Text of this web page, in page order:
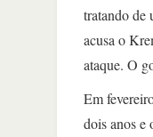
tratando de
acusa o
ataque. O
Em
dois anos e